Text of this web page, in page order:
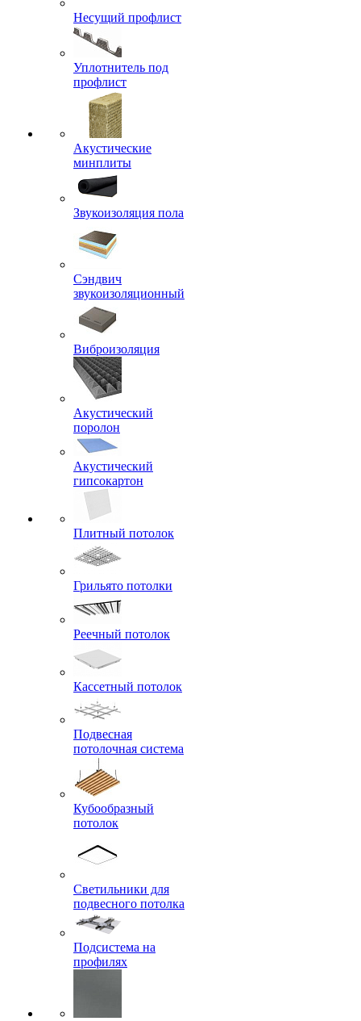
Несущий профлист
Уплотнитель под
профлист
Акустические
минплиты
Звукоизоляция пола
Сэндвич
звукоизоляционный
Виброизоляция
Акустический
поролон
Акустический
гипсокартон
Плитный потолок
Грильято потолки
Реечный потолок
Кассетный потолок
Подвесная
потолочная система
Кубообразный
потолок
Светильники для
подвесного потолка
Подсистема на
профилях